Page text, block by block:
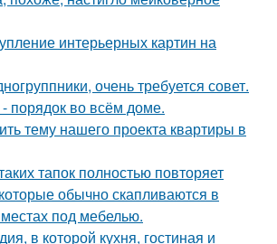
интерьерных картин на
очень требуется совет.
порядок во всём доме.
тему нашего проекта квартиры в
тапок полностью повторяет
обычно скапливаются в
под мебелью.
в которой кухня, гостиная и